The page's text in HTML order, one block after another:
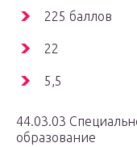
225 баллов
22
5,5
44.03.03
образование